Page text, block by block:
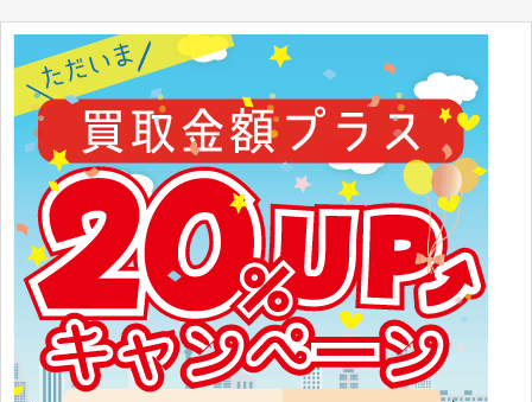
ル・ド・コルス仕様 レジンキャストキット 6423
モノグラム 1/12 FERRARI TESTAROSSA フェラ
ーリ テスタロッサ 2803
076513028039
モノグラム 1/24 ’87 Thunderbird Combo 076513063924
モノグラム 1/24 #3 WRANGLER COMBO 076513062989
モノグラム 1/24 Brickyard 400 Winners 076513007805
モノグラム 1/24 Darrell Waltrip Combo 076513063917
バンダイ 1/24 オーラバトラー・ダンバイン
0501119
SAKATSU 1/24 ’86 サファリ セリカ Gr.B